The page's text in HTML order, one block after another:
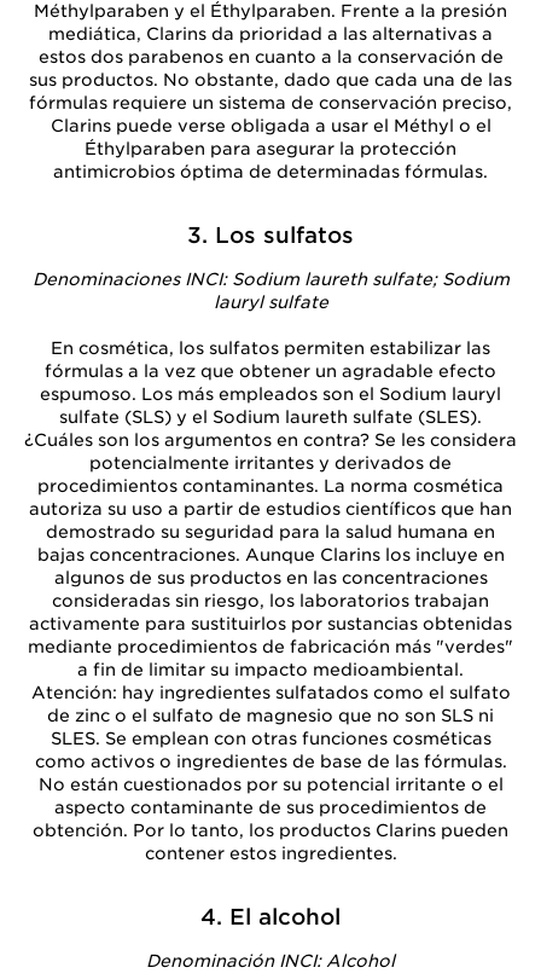
Méthylparaben y el Éthylparaben. Frente a la presión
mediática, Clarins da prioridad a las alternativas a
estos dos parabenos en cuanto a la conservación de
sus productos. No obstante, dado que cada una de las
fórmulas requiere un sistema de conservación preciso,
Clarins puede verse obligada a usar el Méthyl o el
Éthylparaben para asegurar la protección
antimicrobios óptima de determinadas fórmulas.
3. Los sulfatos
Denominaciones INCI: Sodium laureth sulfate; Sodium
lauryl sulfate
En cosmética, los sulfatos permiten estabilizar las
fórmulas a la vez que obtener un agradable efecto
espumoso. Los más empleados son el Sodium lauryl
sulfate (SLS) y el Sodium laureth sulfate (SLES).
¿Cuáles son los argumentos en contra? Se les considera
potencialmente irritantes y derivados de
procedimientos contaminantes. La norma cosmética
autoriza su uso a partir de estudios científicos que han
demostrado su seguridad para la salud humana en
bajas concentraciones. Aunque Clarins los incluye en
algunos de sus productos en las concentraciones
consideradas sin riesgo, los laboratorios trabajan
activamente para sustituirlos por sustancias obtenidas
mediante procedimientos de fabricación más "verdes"
a fin de limitar su impacto medioambiental.
Atención: hay ingredientes sulfatados como el sulfato
de zinc o el sulfato de magnesio que no son SLS ni
SLES. Se emplean con otras funciones cosméticas
como activos o ingredientes de base de las fórmulas.
No están cuestionados por su potencial irritante o el
aspecto contaminante de sus procedimientos de
obtención. Por lo tanto, los productos Clarins pueden
contener estos ingredientes.
4. El alcohol
Denominación INCI: Alcohol